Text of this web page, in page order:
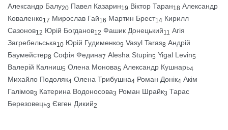
Александр Балу20 Павел Казарин19 Віктор Таран18 Александр
Коваленко17 Мирослав Гай16 Мартин Брест14 Кирилл
Сазонов12 Юрій Богданов12 Фашик Донецький11 Агія
Загребельська10 Юрій Гудименко9 Vasyl Taras8 Андрій
Баумейстер8 Софія Федина7 Alesha Stupin5 Yigal Levin5
Валерій Калниш5 Олена Монова5 Александр Кушнарь4
Михайло Подоляк4 Олена Трибушна4 Роман Донік4 Акім
Галімов3 Катерина Водоносова3 Роман Шрайк3 Тарас
Березовець3 Євген Дикий2